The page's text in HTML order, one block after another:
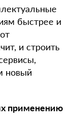
быстрее и
и строить
новый
применению